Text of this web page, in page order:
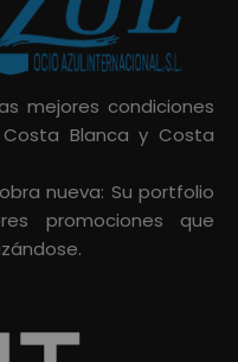
mejores condiciones
Blanca y Costa
nueva: Su portfolio
promociones que